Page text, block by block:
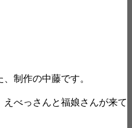
制作の中藤です。
べっさんと福娘さんが来て